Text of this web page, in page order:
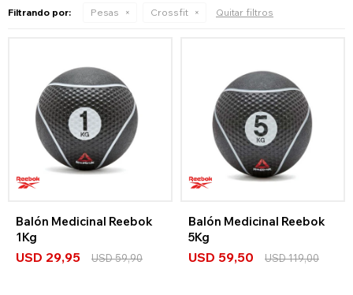
Filtrando por: Pesas Crossfit Quitar filtros
Balón Medicinal Reebok
1Kg
USD 29,95 USD59,90
Balón Medicinal Reebok
5Kg
USD 59,50 USD119,00